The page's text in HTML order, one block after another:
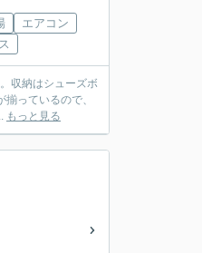
エアコン
収納はシューズボ
っているので、
もっと見る